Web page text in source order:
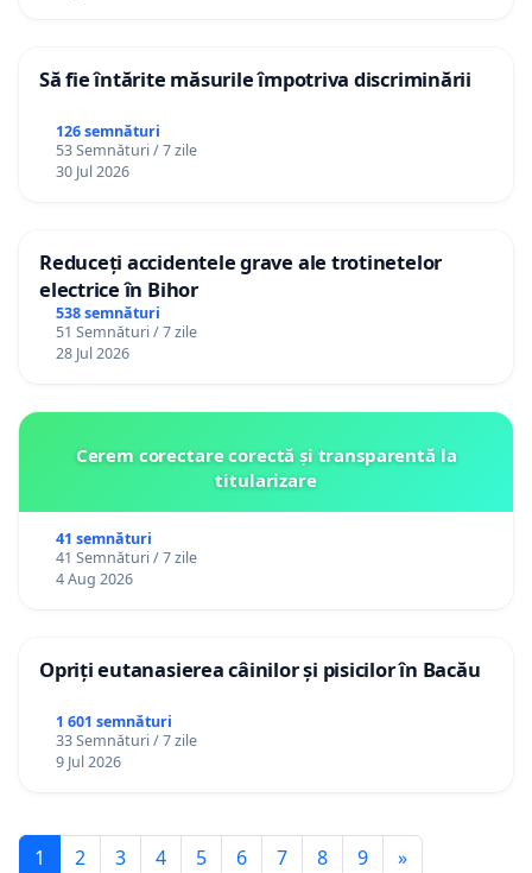
Să fie întărite măsurile împotriva discriminării
126 semnături
53 Semnături / 7 zile
30 Jul 2026
Reduceți accidentele grave ale trotinetelor
electrice în Bihor
538 semnături
51 Semnături / 7 zile
28 Jul 2026
Cerem corectare corectă și transparentă la
titularizare
41 semnături
41 Semnături / 7 zile
4 Aug 2026
Opriți eutanasierea câinilor și pisicilor în Bacău
1 601 semnături
33 Semnături / 7 zile
9 Jul 2026
1 2 3 4 5 6 7 8 9 »